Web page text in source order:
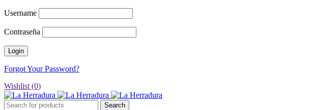
Username
Contraseña
Forgot Your Password?
Wishlist (0)